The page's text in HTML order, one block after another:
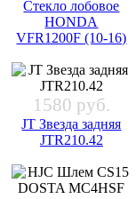
Стекло лобовое
HONDA
VFR1200F (10-16)
1580 руб.
JT Звезда задняя
JTR210.42